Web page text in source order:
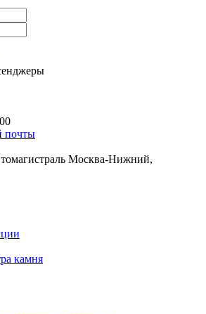
Москва-Нижний,
камня